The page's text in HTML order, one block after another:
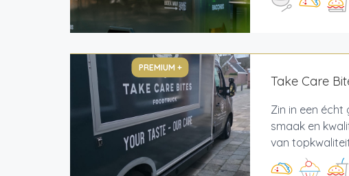
PREMIUM +
Take Care
Zin in een
smaak en
van